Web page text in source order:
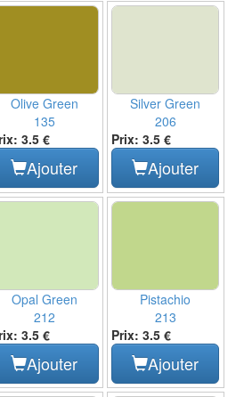
Olive Green
135
3.5 €
Ajouter
Silver Green
206
Prix: 3.5 €
Ajouter
Opal Green
212
3.5 €
Ajouter
Pistachio
213
Prix: 3.5 €
Ajouter